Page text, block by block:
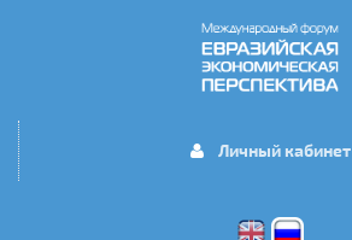
Личный кабинет